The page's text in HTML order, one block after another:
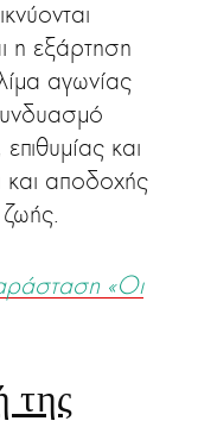
η εξάρτηση
αγωνίας
και
αποδοχής
«Οι
της